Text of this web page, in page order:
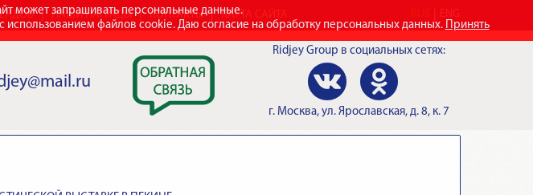
может запрашивать персональные данные.
использованием файлов cookie. Даю согласие на обработку персональных данных. Принять
НАШИ НАГРАДЫ КОНТАКТЫ КАРТА САЙТА
Ridjey Group в социальных сетях:
г. Москва, ул. Ярославская, д. 8, к. 7